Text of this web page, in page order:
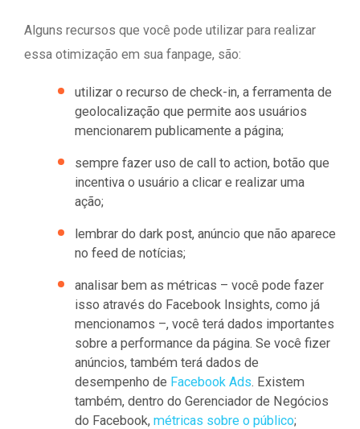
Alguns recursos que você pode utilizar para realizar
essa otimização em sua fanpage, são:
utilizar o recurso de check-in, a ferramenta de
geolocalização que permite aos usuários
mencionarem publicamente a página;
sempre fazer uso de call to action, botão que
incentiva o usuário a clicar e realizar uma
ação;
lembrar do dark post, anúncio que não aparece
no feed de notícias;
analisar bem as métricas – você pode fazer
isso através do Facebook Insights, como já
mencionamos –, você terá dados importantes
sobre a performance da página. Se você fizer
anúncios, também terá dados de
desempenho de Facebook Ads. Existem
também, dentro do Gerenciador de Negócios
do Facebook, métricas sobre o público;